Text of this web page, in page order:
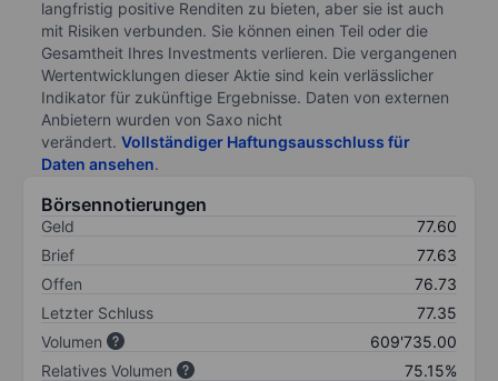
langfristig positive Renditen zu bieten, aber sie ist auch
mit Risiken verbunden. Sie können einen Teil oder die
Gesamtheit Ihres Investments verlieren. Die vergangenen
Wertentwicklungen dieser Aktie sind kein verlässlicher
Indikator für zukünftige Ergebnisse. Daten von externen
Anbietern wurden von Saxo nicht
verändert. Vollständiger Haftungsausschluss für
Daten ansehen.
Börsennotierungen
Geld
77.60
Brief
77.63
Offen
76.73
Letzter Schluss
77.35
Volumen
609'735.00
Relatives Volumen
75.15%